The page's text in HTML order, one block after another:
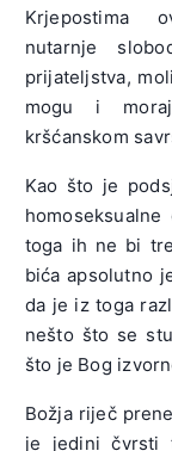
Krjepostima
nutarnje
prijateljstva,
mogu i
kršćanskom
Kao što je
toga ih ne bi
bića apsolutno
da je iz toga
nešto što se
što je Bog
Božja riječ
je jedini čvrsti